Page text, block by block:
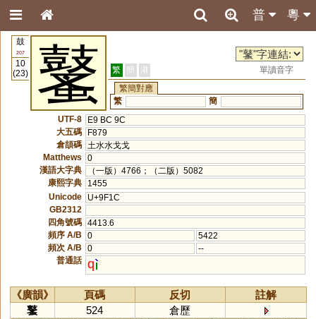
粵
普
鼓
207
10
(23)
鼜 繁 簡 港
單讀音字
繁簡對應
繁
簡
UTF-8
E9 BC 9C
大五碼
F879
倉頡碼
土水水戈戈
Matthews
0
漢語大字典
（一版）4766；（二版）5082
康熙字典
1455
Unicode
U+9F1C
GB2312
四角號碼 4413.6
頻序 A/B
0
5422
頻次 A/B
0
--
普通話 q
《廣韻》 頁碼 反切
註解
鼜
524
倉歷